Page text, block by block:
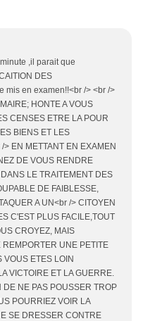
,il parait que
DES
mis en examen!!<br /> <br />
HONTE A VOUS
CENSES ETRE LA POUR
BIENS ET LES
EN METTANT EN EXAMEN
DE VOUS RENDRE
LE TRAITEMENT DES
DE FAIBLESSE,
A UN<br /> CITOYEN
C'EST PLUS FACILE,TOUT
CROYEZ, MAIS
UNE PETITE
VOUS ETES LOIN
VICTOIRE ET LA GUERRE.
DE NE PAS POUSSER TROP
POURRIEZ VOIR LA
SE DRESSER CONTRE